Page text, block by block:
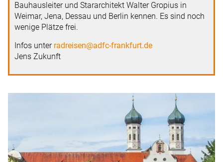
Bauhausleiter und Stararchitekt Walter Gropius in
Weimar, Jena, Dessau und Berlin kennen. Es sind noch
wenige Plätze frei.
Infos unter radreisen@adfc-frankfurt.de
Jens Zukunft